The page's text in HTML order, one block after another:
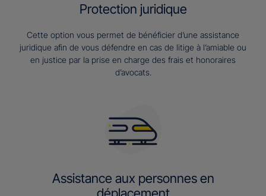
Protection juridique
Cette option vous permet de bénéficier d’une assistance
juridique afin de vous défendre en cas de litige à l’amiable ou
en justice par la prise en charge des frais et honoraires
d’avocats.
Assistance aux personnes en
déplacement